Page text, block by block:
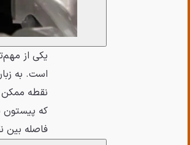
یکی از
که پیستون
فاصله بین